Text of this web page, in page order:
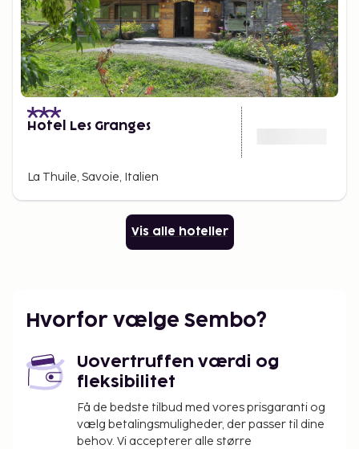
Hotel Les Granges
La Thuile, Savoie, Italien
Vis alle hoteller
Hvorfor vælge Sembo?
Uovertruffen værdi og
fleksibilitet
Få de bedste tilbud med vores prisgaranti og
vælg betalingsmuligheder, der passer til dine
behov. Vi accepterer alle større